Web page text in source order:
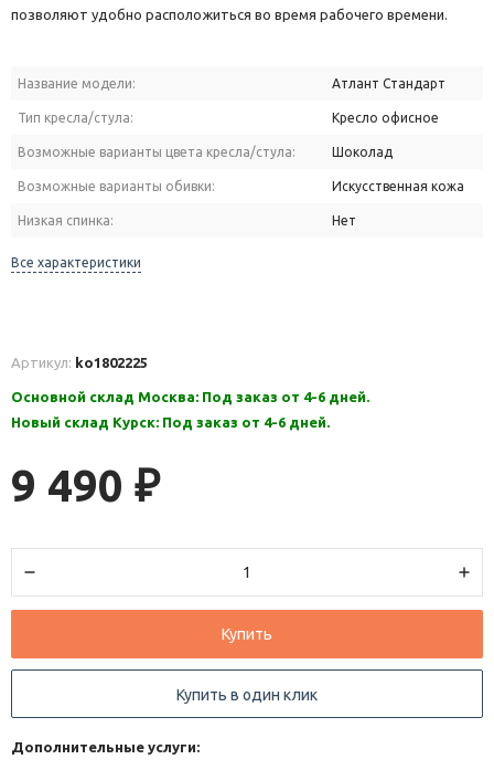
позволяют удобно расположиться во время рабочего времени.
Название модели: Атлант Стандарт
Тип кресла/стула: Кресло офисное
Возможные варианты цвета кресла/стула: Шоколад
Возможные варианты обивки: Искусственная кожа
Низкая спинка: Нет
Все характеристики
Артикул: ko1802225
Основной склад Москва: Под заказ от 4-6 дней.
Новый склад Курск: Под заказ от 4-6 дней.
9 490 ₽
Купить
Купить в один клик
Дополнительные услуги: